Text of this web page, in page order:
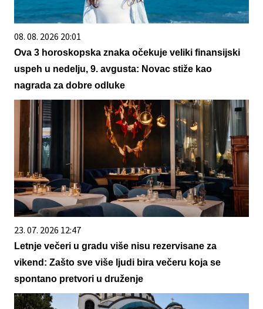
08. 08. 2026 20:01
Ova 3 horoskopska znaka očekuje veliki finansijski
uspeh u nedelju, 9. avgusta: Novac stiže kao
nagrada za dobre odluke
23. 07. 2026 12:47
Letnje večeri u gradu više nisu rezervisane za
vikend: Zašto sve više ljudi bira večeru koja se
spontano pretvori u druženje